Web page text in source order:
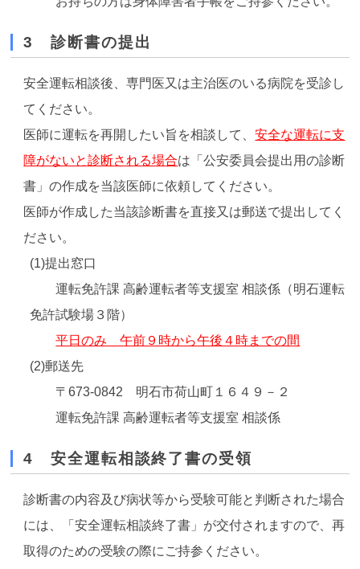
3 診断書の提出
安全運転相談後、専門医又は主治医のいる病院を受診し
てください。
医師に運転を再開したい旨を相談して、安全な運転に支
障がないと診断される場合は「公安委員会提出用の診断
書」の作成を当該医師に依頼してください。
医師が作成した当該診断書を直接又は郵送で提出してく
ださい。
(1)提出窓口
運転免許課 高齢運転者等支援室 相談係（明石運転
免許試験場３階）
平日のみ 午前９時から午後４時までの間
(2)郵送先
〒673-0842 明石市荷山町１６４９－２
運転免許課 高齢運転者等支援室 相談係
4 安全運転相談終了書の受領
診断書の内容及び病状等から受験可能と判断された場合
には、「安全運転相談終了書」が交付されますので、再
取得のための受験の際にご持参ください。